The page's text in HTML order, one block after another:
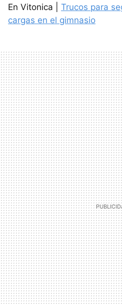
En Vitonica | Trucos para
cargas en el gimnasio